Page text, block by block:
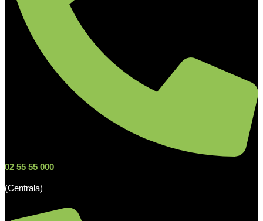
02 55 55 000
(Centrala)